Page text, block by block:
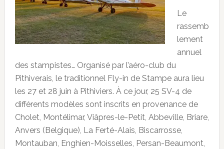
Le
rassemb
lement
annuel
des stampistes… Organisé par l’aéro-club du
Pithiverais, le traditionnel Fly-in de Stampe aura lieu
les 27 et 28 juin à Pithiviers. À ce jour, 25 SV-4 de
différents modèles sont inscrits en provenance de
Cholet, Montélimar, Viâpres-le-Petit, Abbeville, Briare,
Anvers (Belgique), La Ferté-Alais, Biscarrosse,
Montauban, Enghien-Moisselles, Persan-Beaumont,